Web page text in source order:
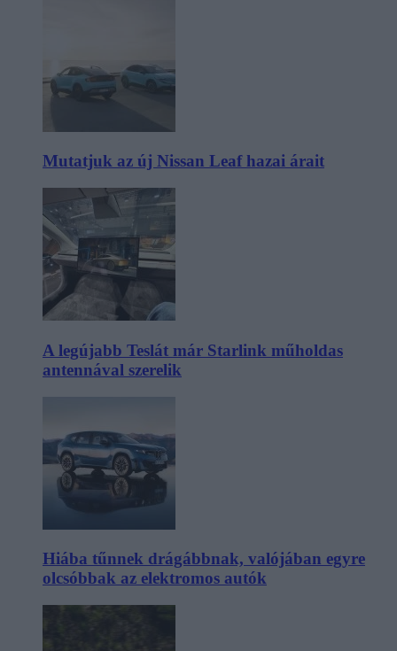
Mutatjuk az új Nissan Leaf hazai árait
A legújabb Teslát már Starlink műholdas
antennával szerelik
Hiába tűnnek drágábbnak, valójában egyre
olcsóbbak az elektromos autók